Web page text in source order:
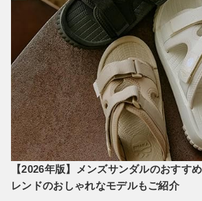
【2026年版】メンズサンダルのおすす
レンドのおしゃれなモデルもご紹介